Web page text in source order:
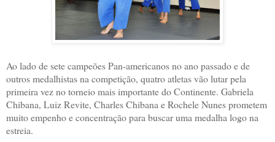
Ao lado de sete campeões Pan-americanos no ano passado e de
outros medalhistas na competição, quatro atletas vão lutar pela
primeira vez no torneio mais importante do Continente. Gabriela
Chibana, Luiz Revite, Charles Chibana e Rochele Nunes prometem
muito empenho e concentração para buscar uma medalha logo na
estreia.